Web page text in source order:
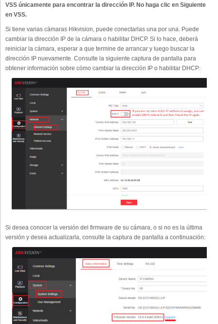
VSS únicamente para encontrar la dirección IP. No haga clic en Siguiente
en VSS.
Si tiene varias cámaras Hikvision, puede conectarlas una por una. Puede
cambiar la dirección IP de la cámara o habilitar DHCP. Si lo hace, deberá
reiniciar la cámara, esperar a que termine de arrancar y luego buscar la
dirección IP nuevamente. Consulte la siguiente captura de pantalla para
obtener información sobre cómo cambiar la dirección IP o habilitar DHCP:
Si desea conocer la versión del firmware de su cámara, o si no es la última
versión y desea actualizarla, consulte la captura de pantalla a continuación: